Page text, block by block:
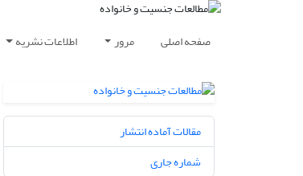
صفحه اصلی مرور اطلاعات نشریه
مقالات آماده انتشار
شماره جاری